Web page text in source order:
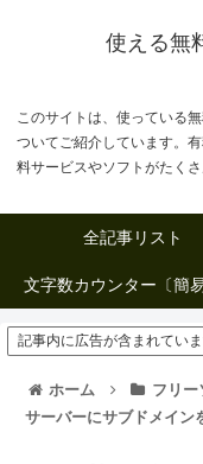
使える無
このサイトは、使っている
ついてご紹介しています。
料サービスやソフトがたく
全記事リスト
記事内に広告が含まれていま
ホーム フリー
サーバーにサブドメイン